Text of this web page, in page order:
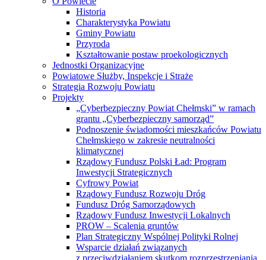
Historia
Charakterystyka Powiatu
Gminy Powiatu
Przyroda
Kształtowanie postaw proekologicznych
Jednostki Organizacyjne
Powiatowe Służby, Inspekcje i Straże
Strategia Rozwoju Powiatu
Projekty
„Cyberbezpieczny Powiat Chełmski” w ramach
grantu „Cyberbezpieczny samorząd”
Podnoszenie świadomości mieszkańców Powiatu
Chełmskiego w zakresie neutralności
klimatycznej
Rządowy Fundusz Polski Ład: Program
Inwestycji Strategicznych
Cyfrowy Powiat
Rządowy Fundusz Rozwoju Dróg
Fundusz Dróg Samorządowych
Rządowy Fundusz Inwestycji Lokalnych
PROW – Scalenia gruntów
Plan Strategiczny Wspólnej Polityki Rolnej
Wsparcie działań związanych
z przeciwdziałaniem skutkom rozprzestrzeniania